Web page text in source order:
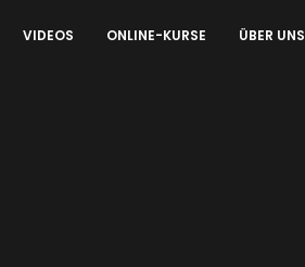
VIDEOS ONLINE-KURSE ÜBER UNS